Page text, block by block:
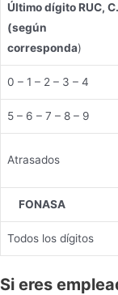
Último dígito RUC,
(según
corresponda)
0 – 1 – 2 – 3 – 4
5 – 6 – 7 – 8 – 9
Atrasados
FONASA
Todos los dígitos
Si eres